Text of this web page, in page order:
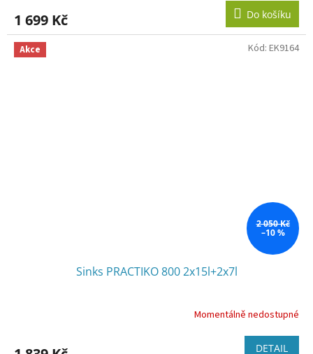
1 699 Kč Do košíku
Akce
2 050 Kč
–10 %
Sinks PRACTIKO 800 2x15l+2x7l
Momentálně nedostupné
DETAIL
Kód: EK9164